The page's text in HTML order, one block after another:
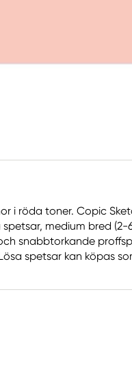
i röda toner. Copic
medium bred (2-
snabbtorkande
spetsar kan köpas